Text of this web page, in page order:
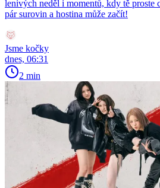
lenivých neděl i momentů, kdy tě proste
pár surovin a hostina může začít!
Jsme kočky
dnes, 06:31
2 min